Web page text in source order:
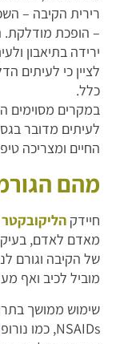
רירית הקיבה –
– הופכת מודלקת.
ירידה בתיאבון
לציין כי לעיתים
כלל.
במקרים מסוימים
לעיתים מדובר
החיים ומצריכה
מהם
חיידק הליקובקטר
מאדם לאדם,
של הקיבה וגורם
מוביל לכיב ואף
שימוש ממושך
NSAIDs, כמו נורופן ו